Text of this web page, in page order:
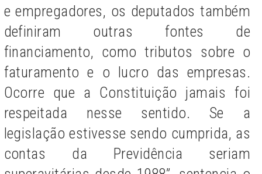
e empregadores, os deputados também
definiram outras fontes de
financiamento, como tributos sobre o
faturamento e o lucro das empresas.
Ocorre que a Constituição jamais foi
respeitada nesse sentido. Se a
legislação estivesse sendo cumprida, as
contas da Previdência seriam